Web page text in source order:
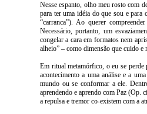
Nesse espanto, olho meu rosto com
para ter uma idéia do que sou e
“carranca”). Ao querer
Necessário, portanto, um
congelar a cara em formatos nem
alheio” – como dimensão que cuido e
Em ritual metamórfico, o eu se perde
acontecimento a uma análise e a
mundo ou se conformar a ele.
aprendendo e aprendo com Paz (Op.
a repulsa e tremor co-existem com a